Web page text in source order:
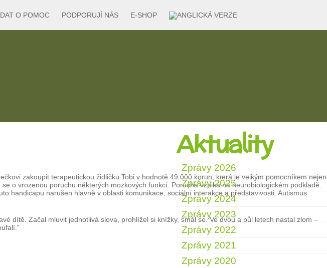
E-SHOP
PODPORUJÍ NÁS
O POMOC
zakoupit terapeutickou židličku Tobi v hodnotě 49.000 korun, která je velkým pomocníkem nejen
o vrozenou poruchu některých mozkových funkcí. Porucha vzniká na neurobiologickém podkladě.
handicapu narušen hlavně v oblasti komunikace, sociální interakce a představivosti. Autismus
dítě. Začal mluvit jednotlivá slova, prohlížel si knížky, smál se. Ve dvou a půl letech nastal zlom –
Aktuality
Zprávy 2026
Zprávy 2025
Zprávy 2024
Zprávy 2023
Zprávy 2022
Zprávy 2021
Zprávy 2020